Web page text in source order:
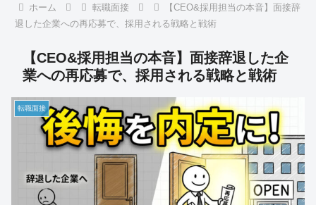
ホーム 転職面接
【CEO&採用担当の本音】面接辞
退した企業への再応募で、採用される戦略と戦術
【CEO&採用担当の本音】面接辞退した企
業への再応募で、採用される戦略と戦術
転職面接